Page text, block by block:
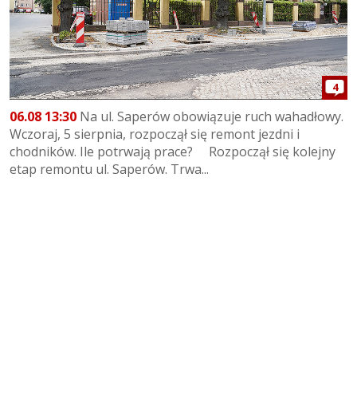
4
06.08 13:30 Na ul. Saperów obowiązuje ruch wahadłowy.
Wczoraj, 5 sierpnia, rozpoczął się remont jezdni i
chodników. Ile potrwają prace? Rozpoczął się kolejny
etap remontu ul. Saperów. Trwa...